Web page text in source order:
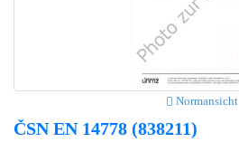
Normansicht
ČSN EN 14778 (838211)